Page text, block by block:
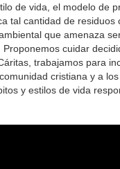
de vida, el modelo de
tal cantidad de residuos
que amenaza
Proponemos cuidar
trabajamos para
cristiana y a
y estilos de vida